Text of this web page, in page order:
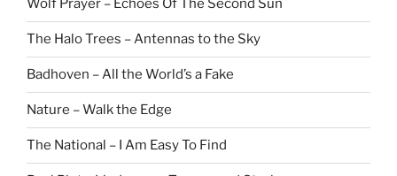
Wolf Prayer – Echoes Of The Second Sun
The Halo Trees – Antennas to the Sky
Badhoven – All the World’s a Fake
Nature – Walk the Edge
The National – I Am Easy To Find